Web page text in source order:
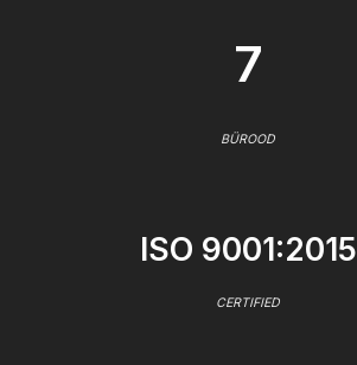
7
BÜROOD
ISO 9001:2015
CERTIFIED